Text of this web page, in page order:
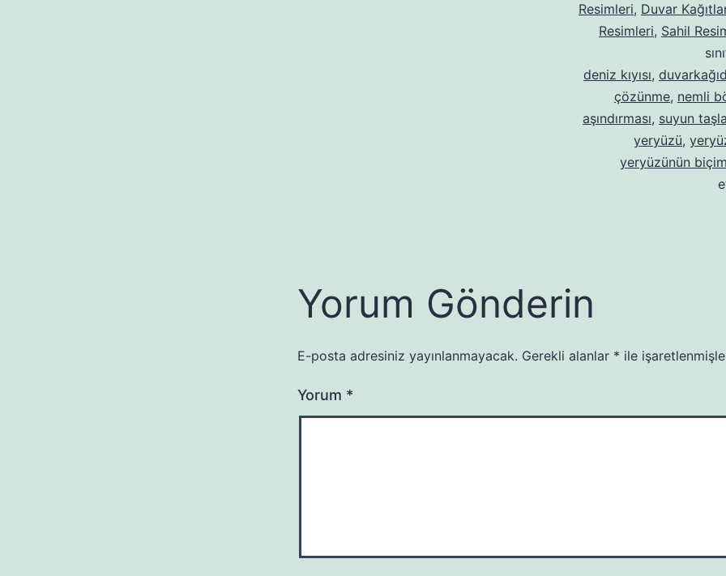
Resimleri, Duvar
Resimleri, Sahil
deniz kıyısı,
çözünme, nemli
aşındırması, suyun
yeryüzü,
yeryüzünün
Yorum Gönderin
E-posta adresiniz yayınlanmayacak. Gerekli alanlar * ile
Yorum *